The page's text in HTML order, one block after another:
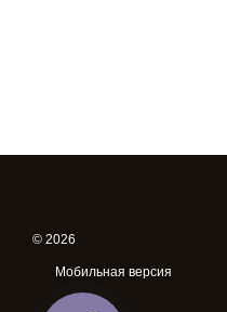
© 2026
Мобильная версия